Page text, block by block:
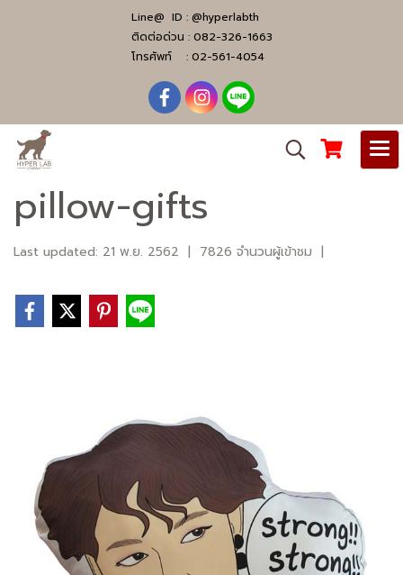
Line@ ID : @hyperlabth
ติดต่อด่วน : 082-326-1663
โทรศัพท์ : 02-561-4054
pillow-gifts
Last updated: 21 พ.ย. 2562 | 7826 จำนวนผู้เข้าชม |